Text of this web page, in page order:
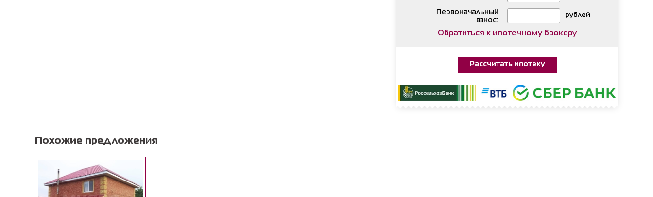
рублей
Первоначальный
взнос:
Обратиться к ипотечному брокеру
Рассчитать ипотеку
Похожие предложения